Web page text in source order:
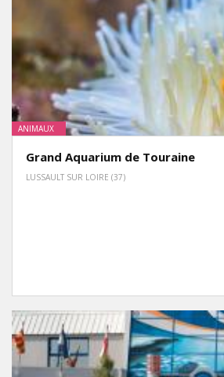
ANIMAUX
Grand Aquarium de Touraine
LUSSAULT SUR LOIRE (37)